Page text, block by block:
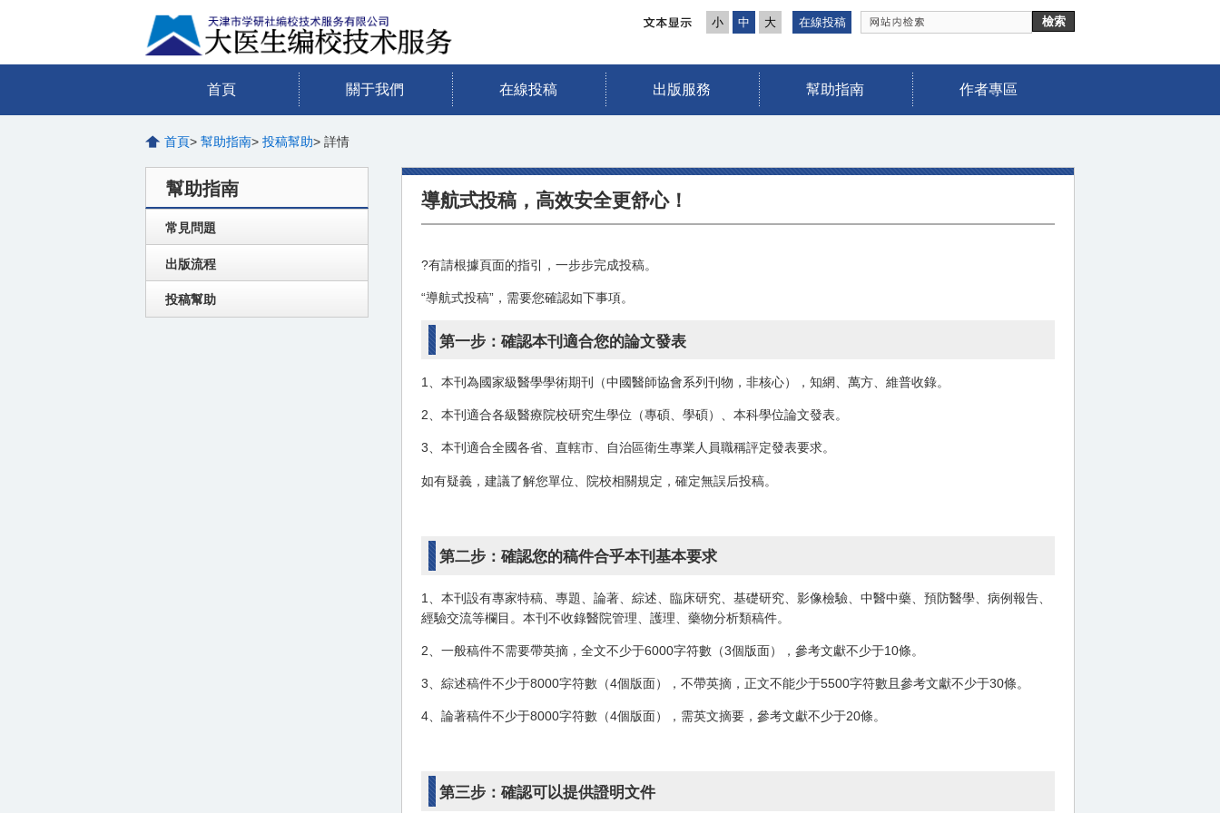
小 中 大 在線投稿
首頁 關于我們 在線投稿 出版服務 幫助指南 作者專區
首頁>幫助指南>投稿幫助> 詳情
導航式投稿，高效安全更舒心！
?有請根據頁面的指引，一步步完成投稿。
“導航式投稿”，需要您確認如下事項。
第一步：確認本刊適合您的論文發表
1、本刊為國家級醫學學術期刊（中國醫師協會系列刊物，非核心），知網、萬方、維普收錄。
2、本刊適合各級醫療院校研究生學位（專碩、學碩）、本科學位論文發表。
3、本刊適合全國各省、直轄市、自治區衛生專業人員職稱評定發表要求。
如有疑義，建議了解您單位、院校相關規定，確定無誤后投稿。
第二步：確認您的稿件合乎本刊基本要求
1、本刊設有專家特稿、專題、論著、綜述、臨床研究、基礎研究、影像檢驗、中醫中藥、預防醫學、病例報告、
經驗交流等欄目。本刊不收錄醫院管理、護理、藥物分析類稿件。
2、一般稿件不需要帶英摘，全文不少于6000字符數（3個版面），參考文獻不少于10條。
3、綜述稿件不少于8000字符數（4個版面），不帶英摘，正文不能少于5500字符數且參考文獻不少于30條。
4、論著稿件不少于8000字符數（4個版面），需英文摘要，參考文獻不少于20條。
第三步：確認可以提供證明文件
幫助指南
常見問題
出版流程
投稿幫助